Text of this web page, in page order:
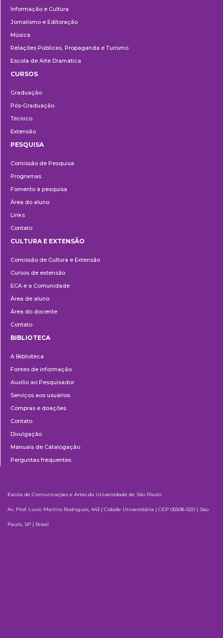
Informação e Cultura
Jornalismo e Editoração
Música
Relações Públicas, Propaganda e Turismo
Escola de Arte Dramática
CURSOS
Graduação
Pós-Graduação
Técnico
Extensão
PESQUISA
Comissão de Pesquisa
Programas
Fomento à pesquisa
Área do aluno
Links
Contato
e
Extensão
CULTURA E EXTENSÃO
Comissão de Cultura e Extensão
Cursos de extensão
ECA e a Comunidade
Área de aluno
Área do docente
Contato
BIBLIOTECA
A Biblioteca
Fontes de informação
Auxílio ao Pesquisador
Serviços aos usuários
Compras e doações
Contato
Divulgação
Manuais de Catalogação
Perguntas frequentes
Escola de Comunicações e Artes da Universidade de São Paulo
Av. Prof. Lúcio Martins Rodrigues, 443 | Cidade Universitária | CEP 05508-020 | São
Paulo, SP | Brasil